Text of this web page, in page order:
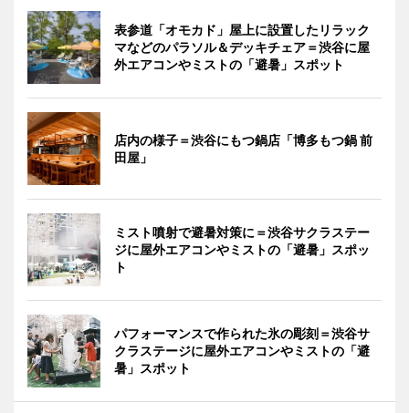
表参道「オモカド」屋上に設置したリラック
マなどのパラソル＆デッキチェア＝渋谷に屋
外エアコンやミストの「避暑」スポット
店内の様子＝渋谷にもつ鍋店「博多もつ鍋 前
田屋」
ミスト噴射で避暑対策に＝渋谷サクラステー
ジに屋外エアコンやミストの「避暑」スポッ
ト
パフォーマンスで作られた氷の彫刻＝渋谷サ
クラステージに屋外エアコンやミストの「避
暑」スポット